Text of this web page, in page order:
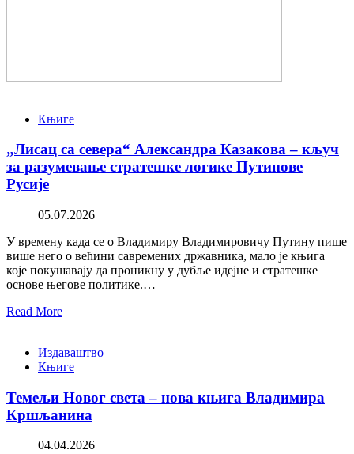
Књиге
„Лисац са севера“ Александра Казакова – кључ
за разумевање стратешке логике Путинове
Русије
05.07.2026
У времену када се о Владимиру Владимировичу Путину пише
више него о већини савремених државника, мало је књига
које покушавају да проникну у дубље идејне и стратешке
основе његове политике.…
Read More
Издаваштво
Књиге
Темељи Новог света – нова књига Владимира
Кршљанина
04.04.2026